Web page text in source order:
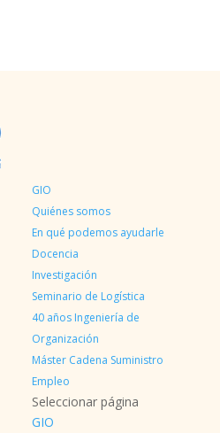
GIO
Quiénes somos
En qué podemos ayudarle
Docencia
Investigación
Seminario de Logística
40 años Ingeniería de
Organización
Máster Cadena Suministro
Empleo
Seleccionar página
GIO